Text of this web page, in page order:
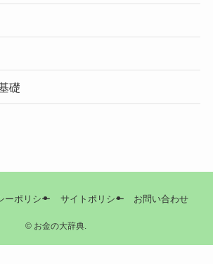
礎
ーポリシー サイトポリシー お問い合わせ
©お金の大辞典.